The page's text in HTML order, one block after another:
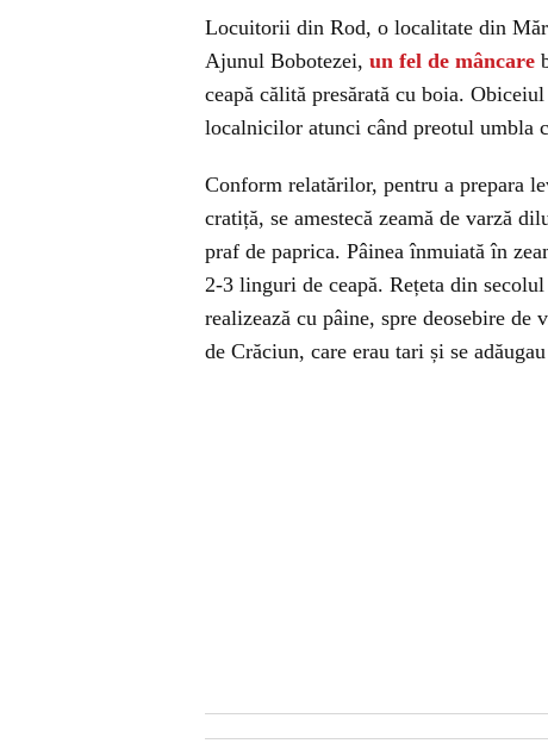
Locuitorii din Rod, o localitate din
Ajunul Bobotezei, un fel de mâncare
ceapă călită presărată cu boia.
localnicilor atunci când preotul umbla
Conform relatărilor, pentru a prepara
cratiță, se amestecă zeamă de varză
praf de paprica. Pâinea înmuiată în
2-3 linguri de ceapă. Rețeta din
realizează cu pâine, spre deosebire
de Crăciun, care erau tari și se